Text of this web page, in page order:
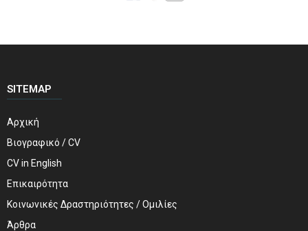
SITEMAP
Αρχική
Βιογραφικό / CV
CV in English
Επικαιρότητα
Κοινωνικές Δραστηριότητες / Ομιλίες
Άρθρα